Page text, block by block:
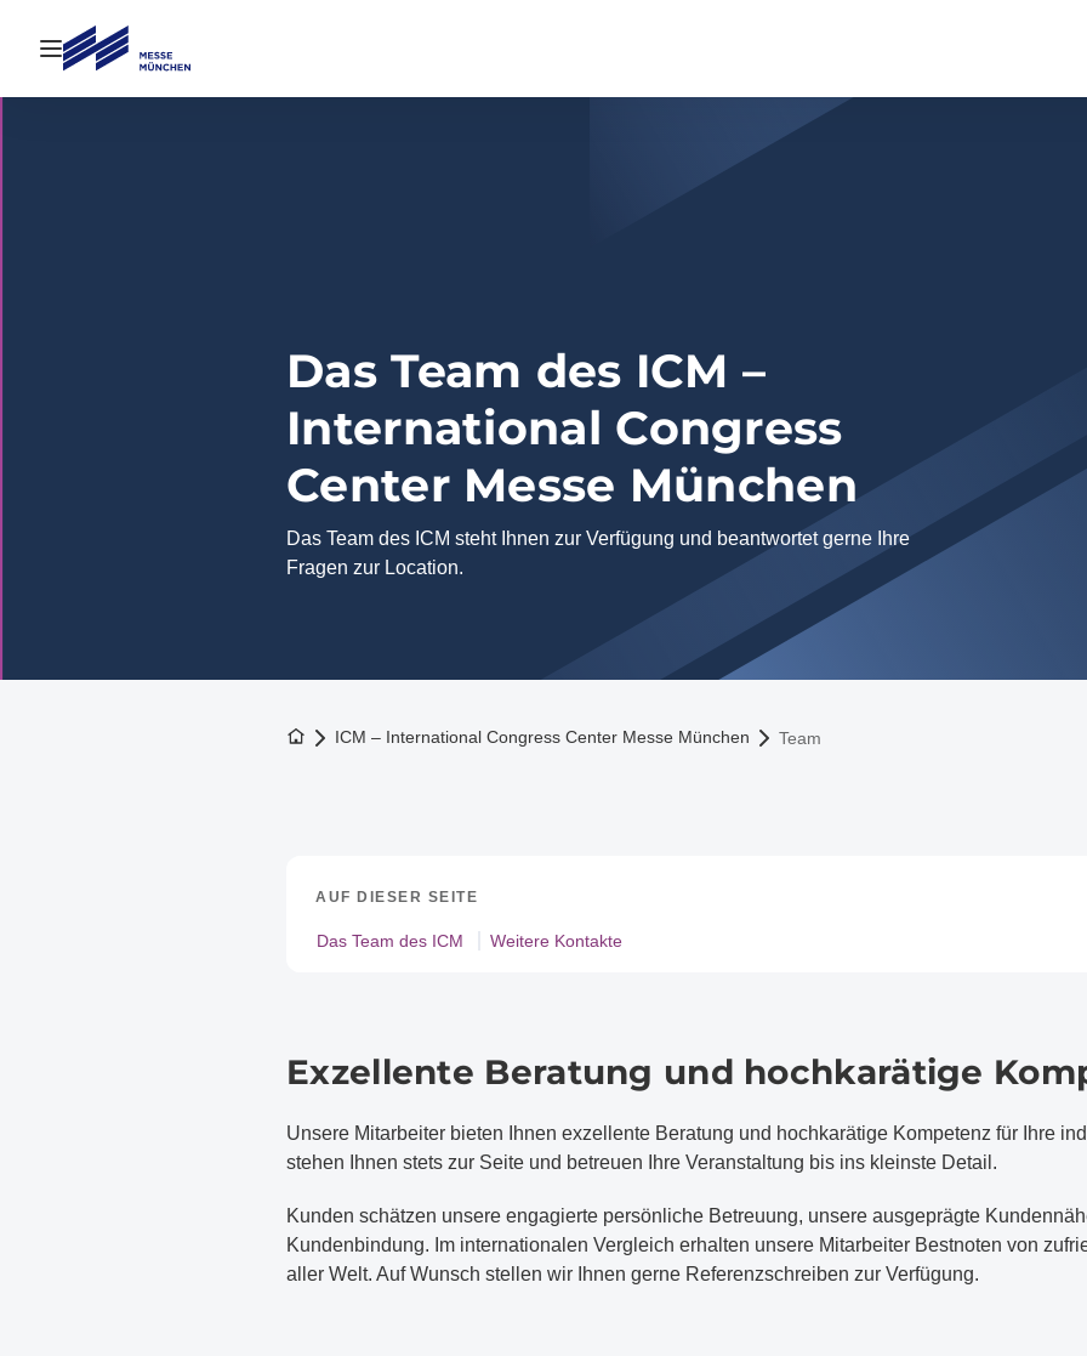
Navigation öffnen
Das Team des ICM –
International Congress
Center Messe München
Das Team des ICM steht Ihnen zur Verfügung und beantwortet gerne Ihre
Fragen zur Location.
Zur Startseite
ICM – International Congress Center Messe München Team
AUF DIESER SEITE
Das Team des ICM Weitere Kontakte
Exzellente Beratung und hochkarätige
Unsere Mitarbeiter bieten Ihnen exzellente Beratung und hochkarätige Kompetenz für Ihre
stehen Ihnen stets zur Seite und betreuen Ihre Veranstaltung bis ins kleinste Detail.
Kunden schätzen unsere engagierte persönliche Betreuung, unsere ausgeprägte
Kundenbindung. Im internationalen Vergleich erhalten unsere Mitarbeiter Bestnoten von
aller Welt. Auf Wunsch stellen wir Ihnen gerne Referenzschreiben zur Verfügung.